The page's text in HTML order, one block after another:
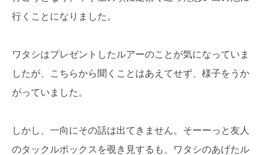
行くことになりました。
ワタシはプレゼントしたルアーのことが気になっていま
したが、こちらから聞くことはあえてせず、様子をうか
がっていました。
しかし、一向にその話は出てきません。そーーっと友人
のタックルボックスを覗き見するも、ワタシのあげたル